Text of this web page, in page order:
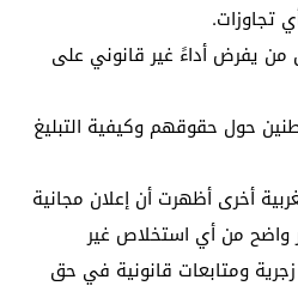
تجاوزات.
يفرض أداءً غير قانوني على
حول حقوقهم وكيفية التبليغ
أخرى أظهرت أن إعلان مجانية
واضح من أي استخلاص غير
زجرية ومتابعات قانونية في حق